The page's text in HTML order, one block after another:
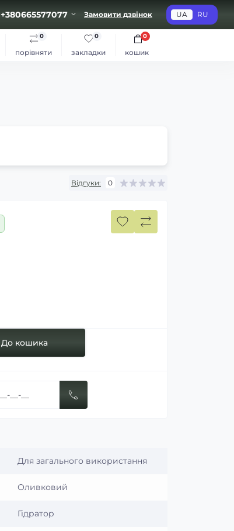
+380665577077 Замовити дзвінок UA RU
порівняти
0
закладки
0
кошик
0
Відгуки: 0
До кошика
Для загального використання
Оливковий
Гідратор